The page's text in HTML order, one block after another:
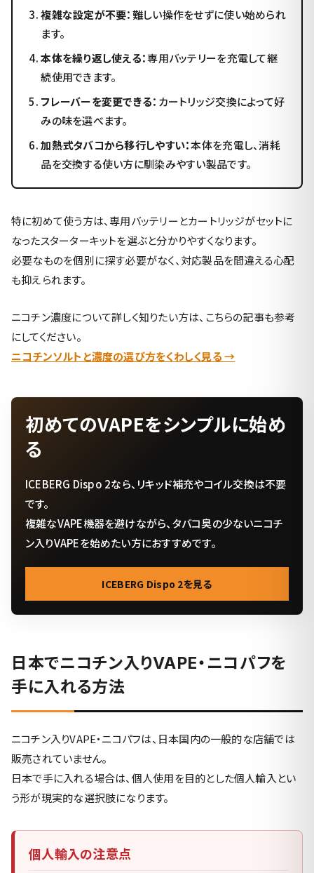
複雑な設定が不要：難しい操作をせずに使い始められ
ます。
本体を繰り返し使える：専用バッテリーを充電して継
続使用できます。
フレーバーを変更できる： カートリッジ交換によって好
みの味を選べます。
加熱式タバコから移行しやすい：本体を充電し、消耗
品を交換する使い方に馴染みやすい製品です。
特に初めて使う方は、専用バッテリーとカートリッジがセットに
なったスターターキットを選ぶと分かりやすくなります。
必要なものを個別に探す必要がなく、対応製品を間違える心配
も抑えられます。
ニコチン濃度について詳しく知りたい方は、こちらの記事も参考
にしてください。
ニコチンソルトと濃度の選び方をくわしく見る →
初めてのVAPEをシンプルに始め
る
ICEBERG Dispo 2なら、リキッド補充やコイル交換は不要
です。
複雑なVAPE機器を避けながら、タバコ臭の少ないニコチ
ン入りVAPEを始めたい方におすすめです。
ICEBERG Dispo 2を見る
日本でニコチン入りVAPE・ニコパフを
手に入れる方法
ニコチン入りVAPE・ニコパフは、日本国内の一般的な店舗では
販売されていません。
日本で手に入れる場合は、個人使用を目的とした個人輸入とい
う形が現実的な選択肢になります。
個人輸入の注意点